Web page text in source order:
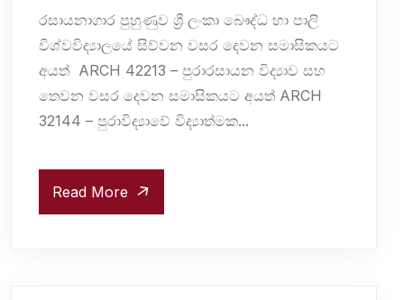
රසායනාගාර පුහුණුව ශ්‍රී ලංකා බෞද්ධ හා පාලි
විශ්වවිද්‍යාලයේ සිව්වන වසර දෙවන සමාසිකයට
අයත් ARCH 42213 – පුරාරසායන විද්‍යාව සහ
තෙවන වසර දෙවන සමාසිකයට අයත් ARCH
32144 – පුරාවිද්‍යාවේ විද්‍යාත්මක...
Read More